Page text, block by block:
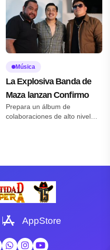
ubicado en el Barrio Antiguo de
Monterrey, Nuevo León, bajo la
dirección de la productora
Quetono. La historia refleja la
convivencia entre amigos y las
conversaciones que surgen
Música
La Explosiva Banda de
Maza lanzan Confirmo
Prepara un álbum de
colaboraciones de alto nivel
del sello Afinarte Music, con un
titularon Confirmo y un
ambicioso proyecto que reunirá
a figuras como Julio Preciado,
Los Dos Carnales y Lenin […]
AppStore